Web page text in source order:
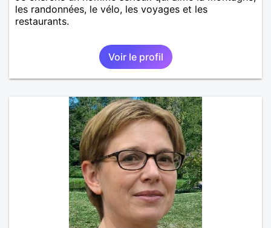
les randonnées, le vélo, les voyages et les
restaurants.
Voir le profil